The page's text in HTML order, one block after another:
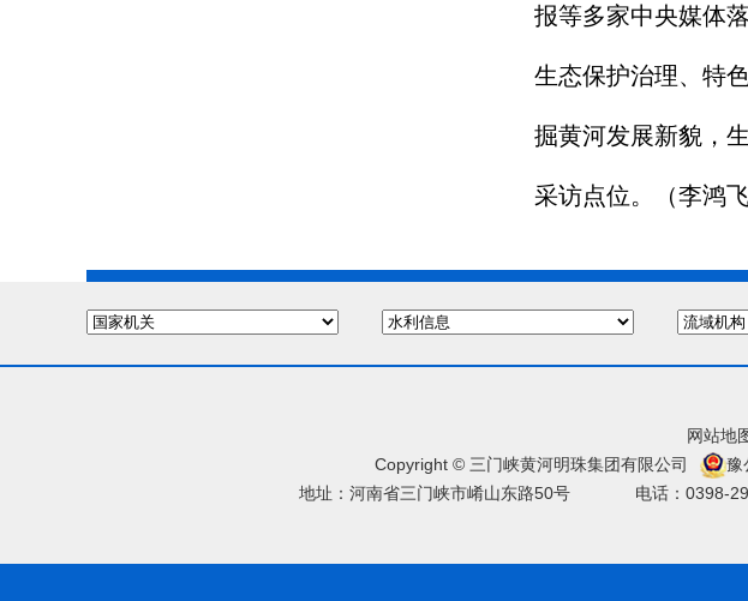
报等多家中央媒体
生态保护治理、特
掘黄河发展新貌，
采访点位。（李鸿飞
网站地
Copyright © 三门峡黄河明珠集团有限公司
豫
地址：河南省三门峡市崤山东路50号
电话：0398-